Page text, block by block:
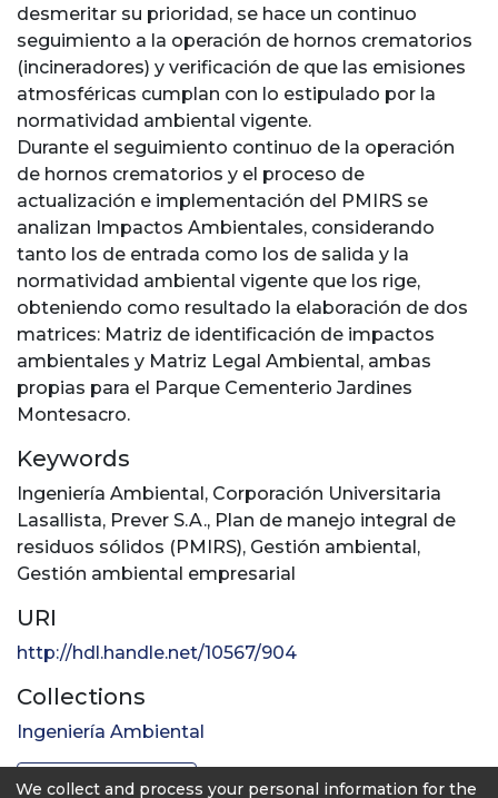
desmeritar su prioridad, se hace un continuo
seguimiento a la operación de hornos crematorios
(incineradores) y verificación de que las emisiones
atmosféricas cumplan con lo estipulado por la
normatividad ambiental vigente.
Durante el seguimiento continuo de la operación
de hornos crematorios y el proceso de
actualización e implementación del PMIRS se
analizan Impactos Ambientales, considerando
tanto los de entrada como los de salida y la
normatividad ambiental vigente que los rige,
obteniendo como resultado la elaboración de dos
matrices: Matriz de identificación de impactos
ambientales y Matriz Legal Ambiental, ambas
propias para el Parque Cementerio Jardines
Montesacro.
Keywords
Ingeniería Ambiental, Corporación Universitaria
Lasallista, Prever S.A., Plan de manejo integral de
residuos sólidos (PMIRS), Gestión ambiental,
Gestión ambiental empresarial
URI
http://hdl.handle.net/10567/904
Collections
Ingeniería Ambiental
Full item page
We collect and process your personal information for the